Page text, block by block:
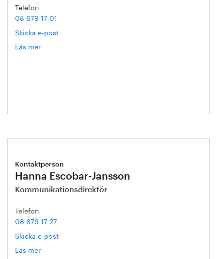
Telefon
08 679 17 01
Skicka e-post
Läs mer
Kontaktperson
Hanna Escobar-Jansson
Kommunikationsdirektör
Telefon
08 679 17 27
Skicka e-post
Läs mer